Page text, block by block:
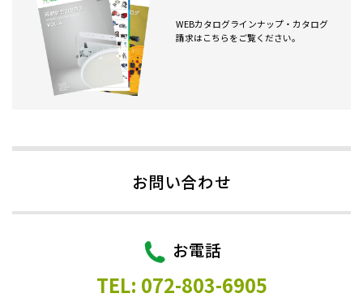
WEBカタログラインナップ・カタログ
請求はこちらをご覧ください。
お問い合わせ
お電話
TEL: 072-803-6905